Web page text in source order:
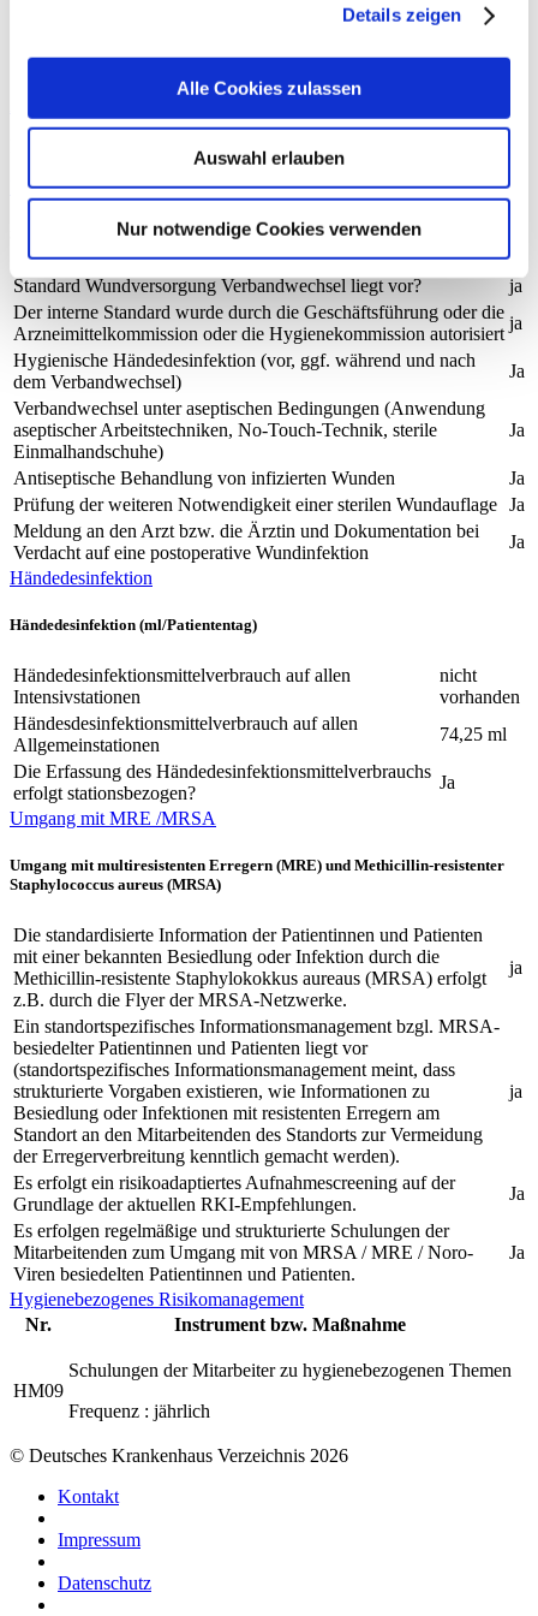
Details zeigen
Alle Cookies zulassen
Auswahl erlauben
Nur notwendige Cookies verwenden
Standortspezifischer Standard für die Überprüfung der
Liegedauer von zentralen Venenverweilkatheter liegt vor
Der Standard wurde durch die Geschäftsführung oder die
Hygienekommission autorisiert
Keine Operationen durchgeführt
Umgang mit Wunden
Standard Wundversorgung Verbandwechsel
Standard Wundversorgung Verbandwechsel liegt vor?
ja
Der interne Standard wurde durch die Geschäftsführung oder die
Arzneimittelkommission oder die Hygienekommission autorisiert
ja
Hygienische Händedesinfektion (vor, ggf. während und nach
dem Verbandwechsel)
Ja
Verbandwechsel unter aseptischen Bedingungen (Anwendung
aseptischer Arbeitstechniken, No-Touch-Technik, sterile
Einmalhandschuhe)
Ja
Antiseptische Behandlung von infizierten Wunden
Ja
Prüfung der weiteren Notwendigkeit einer sterilen Wundauflage Ja
Meldung an den Arzt bzw. die Ärztin und Dokumentation bei
Verdacht auf eine postoperative Wundinfektion
Ja
Händedesinfektion
Händedesinfektion (ml/Patiententag)
Händedesinfektionsmittelverbrauch auf allen
Intensivstationen
nicht
vorhanden
Händesdesinfektionsmittelverbrauch auf allen
Allgemeinstationen
74,25 ml
Die Erfassung des Händedesinfektionsmittelverbrauchs
erfolgt stationsbezogen?
Ja
Umgang mit MRE /MRSA
Umgang mit multiresistenten Erregern (MRE) und Methicillin-resistenter
Staphylococcus aureus (MRSA)
Die standardisierte Information der Patientinnen und Patienten
mit einer bekannten Besiedlung oder Infektion durch die
Methicillin-resistente Staphylokokkus aureaus (MRSA) erfolgt
z.B. durch die Flyer der MRSA-Netzwerke.
ja
Ein standortspezifisches Informationsmanagement bzgl. MRSA-
besiedelter Patientinnen und Patienten liegt vor
(standortspezifisches Informationsmanagement meint, dass
strukturierte Vorgaben existieren, wie Informationen zu
Besiedlung oder Infektionen mit resistenten Erregern am
Standort an den Mitarbeitenden des Standorts zur Vermeidung
der Erregerverbreitung kenntlich gemacht werden).
ja
Es erfolgt ein risikoadaptiertes Aufnahmescreening auf der
Grundlage der aktuellen RKI-Empfehlungen.
Ja
Es erfolgen regelmäßige und strukturierte Schulungen der
Mitarbeitenden zum Umgang mit von MRSA / MRE / Noro-
Viren besiedelten Patientinnen und Patienten.
Ja
Hygienebezogenes Risikomanagement
Nr.
Instrument bzw. Maßnahme
HM09
Schulungen der Mitarbeiter zu hygienebezogenen Themen
Frequenz : jährlich
© Deutsches Krankenhaus Verzeichnis 2026
Kontakt
Impressum
Datenschutz